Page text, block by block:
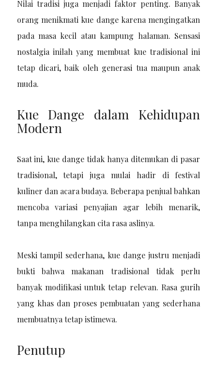
Nilai tradisi juga menjadi faktor penting. Banyak
orang menikmati kue dange karena mengingatkan
pada masa kecil atau kampung halaman. Sensasi
nostalgia inilah yang membuat kue tradisional ini
tetap dicari, baik oleh generasi tua maupun anak
muda.
Kue Dange dalam Kehidupan
Modern
Saat ini, kue dange tidak hanya ditemukan di pasar
tradisional, tetapi juga mulai hadir di festival
kuliner dan acara budaya. Beberapa penjual bahkan
mencoba variasi penyajian agar lebih menarik,
tanpa menghilangkan cita rasa aslinya.
Meski tampil sederhana, kue dange justru menjadi
bukti bahwa makanan tradisional tidak perlu
banyak modifikasi untuk tetap relevan. Rasa gurih
yang khas dan proses pembuatan yang sederhana
membuatnya tetap istimewa.
Penutup